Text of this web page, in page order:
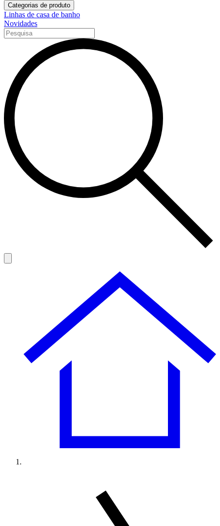
Categorias de produto
Linhas de casa de banho
Novidades